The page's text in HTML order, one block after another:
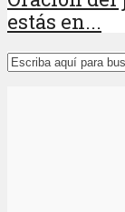
estás en...